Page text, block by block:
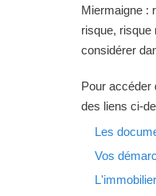
Miermaigne :
risque, risque
considérer
Pour accéder
des liens ci-
Les
Vos